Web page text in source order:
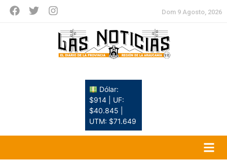
Dom 9 Agosto, 2026
Dólar:
$914 | UF:
$40.845 |
UTM: $71.649